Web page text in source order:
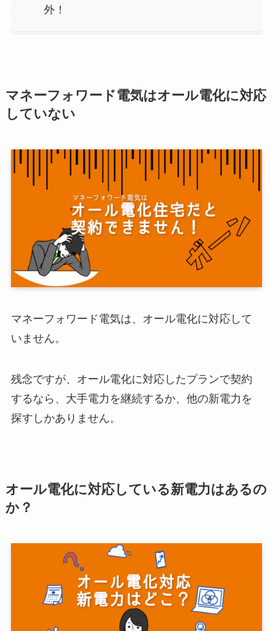
外！
マネーフォワード電気はオール電化に対応
していない
マネーフォワード電気は、 オール電化に対応して
いません。
残念ですが、オール電化に対応したプランで契約
するなら、大手電力を継続するか、他の新電力を
探すしかありません。
オール電化に対応している新電力はあるの
か？